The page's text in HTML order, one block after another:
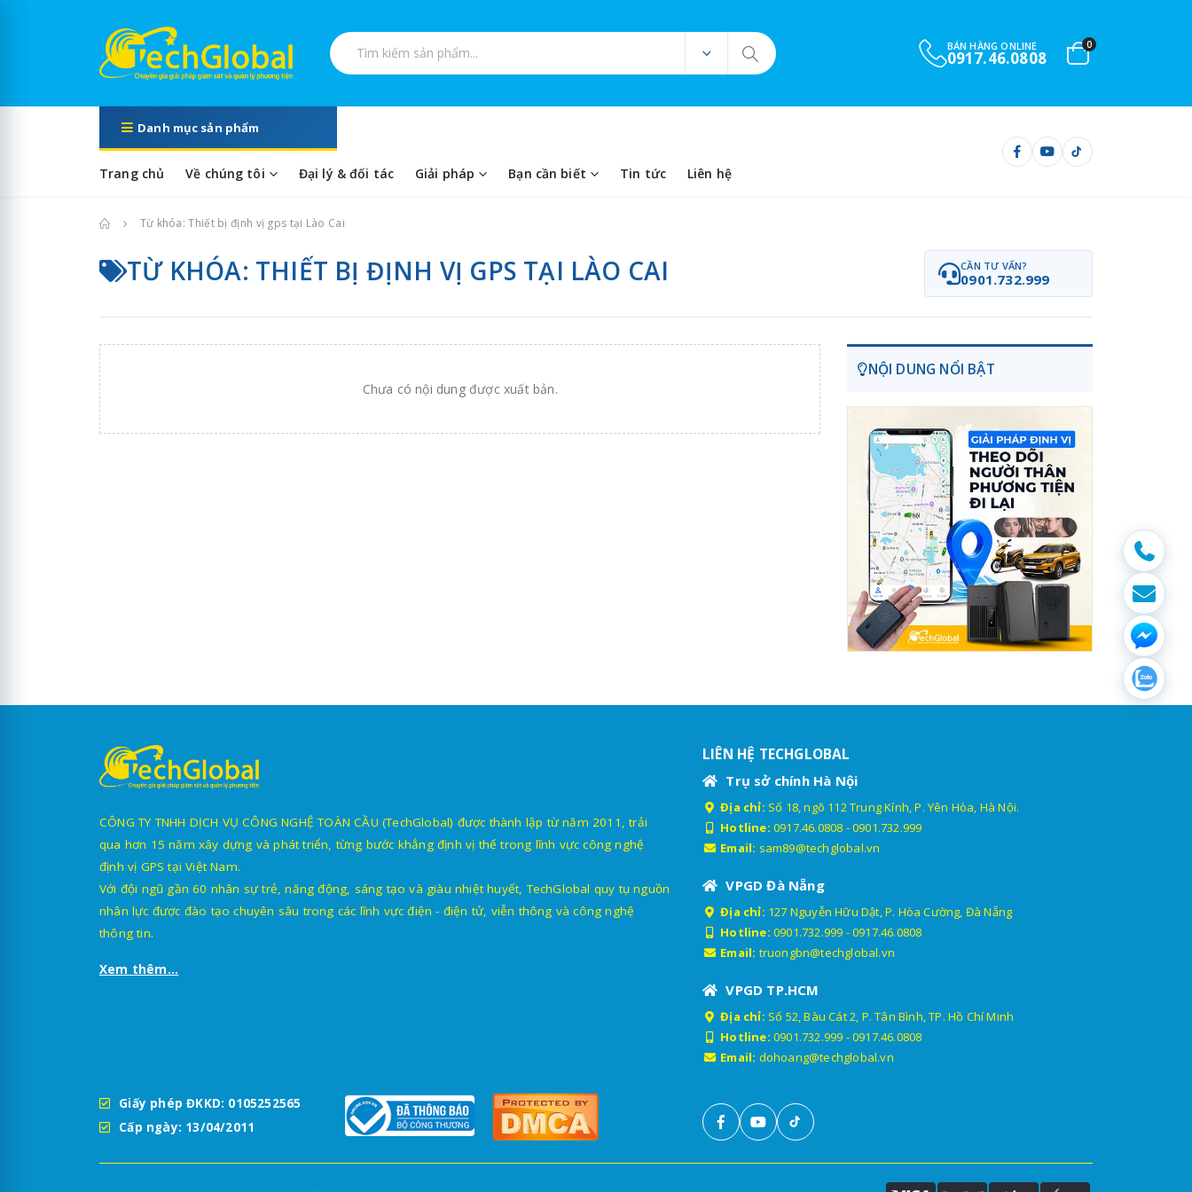
Tìm kiếm sản phẩm
BÁN HÀNG ONLINE
0917.46.0808
0
Danh mục sản phẩm
Trang chủ Về chúng tôi Đại lý & đối tác Giải pháp Bạn cần biết Tin tức Liên hệ
Trang chủTừ khóa: Thiết bị định vị gps tại Lào Cai
TỪ KHÓA: THIẾT BỊ ĐỊNH VỊ GPS TẠI LÀO CAI CẦN TƯ VẤN?
0901.732.999
Chưa có nội dung được xuất bản.
NỘI DUNG NỔI BẬT
CÔNG TY TNHH DỊCH VỤ CÔNG NGHỆ TOÀN CẦU (TechGlobal) được thành lập từ năm 2011, trải
qua hơn 15 năm xây dựng và phát triển, từng bước khẳng định vị thế trong lĩnh vực công nghệ
định vị GPS tại Việt Nam.
Với đội ngũ gần 60 nhân sự trẻ, năng động, sáng tạo và giàu nhiệt huyết, TechGlobal quy tụ nguồn
nhân lực được đào tạo chuyên sâu trong các lĩnh vực điện - điện tử, viễn thông và công nghệ
thông tin.
Xem thêm...
Giấy phép ĐKKD: 0105252565
Cấp ngày: 13/04/2011
LIÊN HỆ TECHGLOBAL
Trụ sở chính Hà Nội
Địa chỉ: Số 18, ngõ 112 Trung Kính, P. Yên Hòa, Hà Nội.
Hotline: 0917.46.0808 -0901.732.999
Email: sam89@techglobal.vn
VPGD Đà Nẵng
Địa chỉ: 127 Nguyễn Hữu Dật, P. Hòa Cường, Đà Nẵng
Hotline: 0901.732.999 -0917.46.0808
Email: truongbn@techglobal.vn
VPGD TP.HCM
Địa chỉ: Số 52, Bàu Cát 2, P. Tân Bình, TP. Hồ Chí Minh
Hotline: 0901.732.999 -0917.46.0808
Email: dohoang@techglobal.vn